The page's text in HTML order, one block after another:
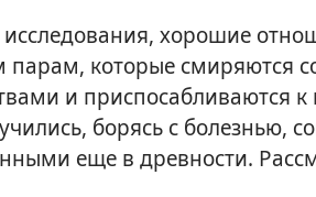
хорошие
парам, которые смиряются
и приспосабливаются
борясь с болезнью,
еще в древности.